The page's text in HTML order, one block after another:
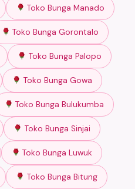
Toko Bunga Manado
Toko Bunga Gorontalo
Toko Bunga Palopo
Toko Bunga Gowa
Toko Bunga Bulukumba
Toko Bunga Sinjai
Toko Bunga Luwuk
Toko Bunga Bitung